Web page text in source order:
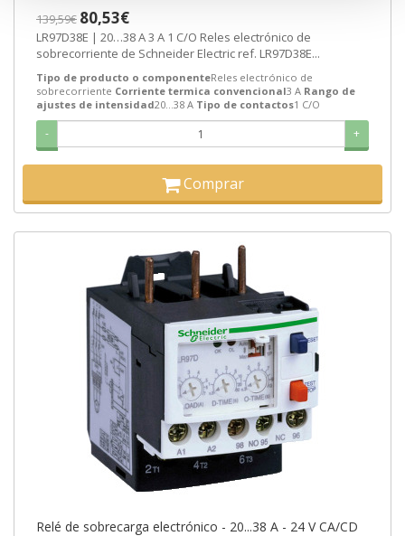
139,59€ 80,53€
LR97D38E | 20…38 A 3 A 1 C/O Reles electrónico de
sobrecorriente de Schneider Electric ref. LR97D38E...
Tipo de producto o componenteReles electrónico de
sobrecorriente Corriente termica convencional3 A Rango de
ajustes de intensidad20…38 A Tipo de contactos1 C/O
- +
Comprar
Relé de sobrecarga electrónico - 20...38 A - 24 V CA/CD